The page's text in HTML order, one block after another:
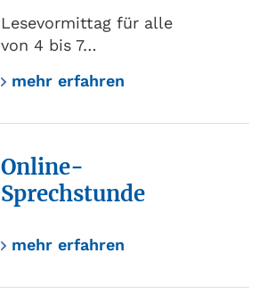
Lesevormittag für alle
von 4 bis 7…
mehr erfahren
Online-
Sprechstunde
mehr erfahren